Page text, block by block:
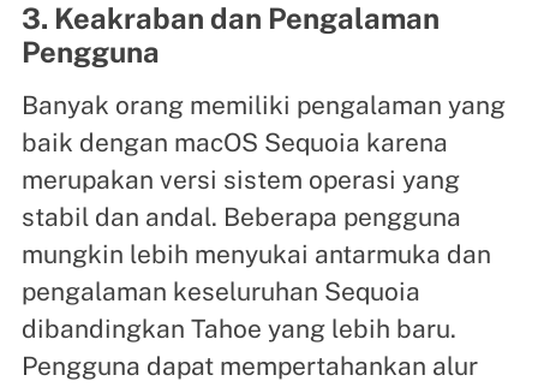
3. Keakraban dan Pengalaman
Pengguna
Banyak orang memiliki pengalaman yang
baik dengan macOS Sequoia karena
merupakan versi sistem operasi yang
stabil dan andal. Beberapa pengguna
mungkin lebih menyukai antarmuka dan
pengalaman keseluruhan Sequoia
dibandingkan Tahoe yang lebih baru.
Pengguna dapat mempertahankan alur